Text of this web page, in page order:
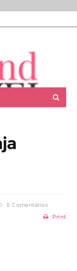
únicas |
8 Comentários
Print